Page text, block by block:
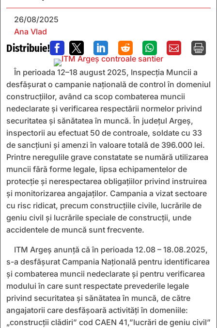
26/08/2025
Ana Vlad
Distribuie!       
În perioada 12–18 august 2025, Inspecția Muncii a
desfășurat o campanie națională de control în domeniul
construcțiilor, având ca scop combaterea muncii
nedeclarate și verificarea respectării normelor privind
securitatea și sănătatea în muncă. În județul Argeș,
inspectorii au efectuat 50 de controale, soldate cu 33
de sancțiuni și amenzi în valoare totală de 396.000 lei.
Printre neregulile grave constatate se numără utilizarea
muncii fără forme legale, lipsa echipamentelor de
protecție și nerespectarea obligațiilor privind instruirea
și monitorizarea angajaților. Campania a vizat sectoare
cu risc ridicat, precum construcțiile civile, lucrările de
geniu civil și lucrările speciale de construcții, unde
accidentele de muncă sunt frecvente.
ITM Argeș anunță că în perioada 12.08 – 18.08.2025,
s-a desfășurat Campania Națională pentru identificarea
și combaterea muncii nedeclarate și pentru verificarea
modului în care sunt respectate prevederile legale
privind securitatea și sănătatea în muncă, de către
angajatorii care desfășoară activități în domeniile:
„construcții clădiri” cod CAEN 41,”lucrări de geniu civil”